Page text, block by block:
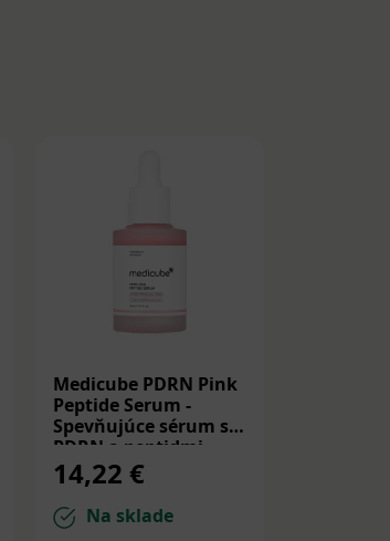
Medicube PDRN Pink
Peptide Serum -
Spevňujúce sérum s
PDRN a peptidmi
30ml
14,22 €
Na sklade